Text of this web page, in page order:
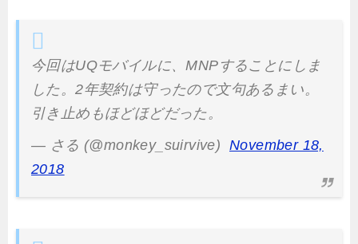
今回はUQモバイルに、MNPすることにしま
した。2年契約は守ったので文句あるまい。
引き止めもほどほどだった。
— さる (@monkey_suirvive) November 18,
2018